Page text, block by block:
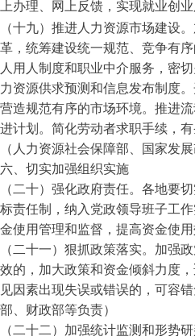
上办理、网上反馈，实现就业创
（十九）推进人力资源市场建设
革，统筹建设统一规范、竞争有
人用人制度和职业中介服务，密
力资源供求预测和信息发布制度
营造规范有序的市场环境。推进
进计划。简化劳动者求职手续，
（人力资源社会保障部、国家发
六、切实加强组织实施
（二十）强化政府责任。各地要
标责任制，纳入党政领导班子工
金使用管理和监督，提高资金使
（二十一）狠抓政策落实。加强
效的，加大政策和资金倾斜力度
见因素出现失误或错误的，可容
部、财政部等负责）
（二十二）加强统计监测和形势